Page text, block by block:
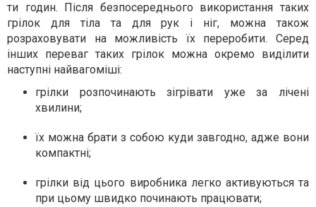
ти годин. Після безпосереднього використання таких
грілок для тіла та для рук і ніг, можна також
розраховувати на можливість їх переробити. Серед
інших переваг таких грілок можна окремо виділити
наступні найвагоміші:
грілки розпочинають зігрівати уже за лічені
хвилини;
їх можна брати з собою куди завгодно, адже вони
компактні;
грілки від цього виробника легко активуються та
при цьому швидко починають працювати;